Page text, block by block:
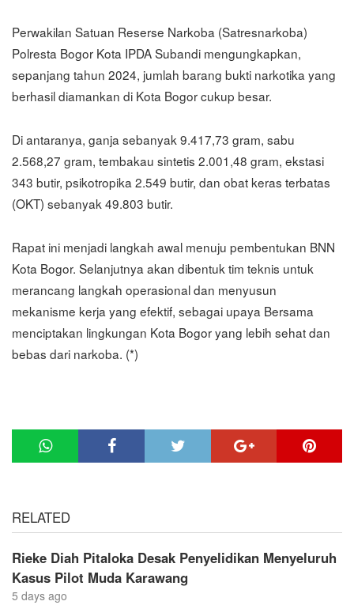
Perwakilan Satuan Reserse Narkoba (Satresnarkoba)
Polresta Bogor Kota IPDA Subandi mengungkapkan,
sepanjang tahun 2024, jumlah barang bukti narkotika yang
berhasil diamankan di Kota Bogor cukup besar.
Di antaranya, ganja sebanyak 9.417,73 gram, sabu
2.568,27 gram, tembakau sintetis 2.001,48 gram, ekstasi
343 butir, psikotropika 2.549 butir, dan obat keras terbatas
(OKT) sebanyak 49.803 butir.
Rapat ini menjadi langkah awal menuju pembentukan BNN
Kota Bogor. Selanjutnya akan dibentuk tim teknis untuk
merancang langkah operasional dan menyusun
mekanisme kerja yang efektif, sebagai upaya Bersama
menciptakan lingkungan Kota Bogor yang lebih sehat dan
bebas dari narkoba. (*)
RELATED
Rieke Diah Pitaloka Desak Penyelidikan Menyeluruh
Kasus Pilot Muda Karawang
5 days ago